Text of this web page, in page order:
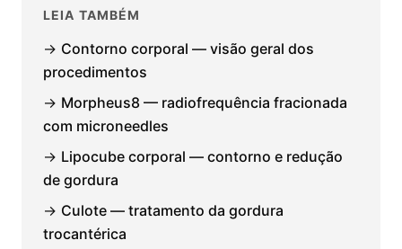
LEIA TAMBÉM
→ Contorno corporal — visão geral dos
procedimentos
→ Morpheus8 — radiofrequência fracionada
com microneedles
→ Lipocube corporal — contorno e redução
de gordura
→ Culote — tratamento da gordura
trocantérica